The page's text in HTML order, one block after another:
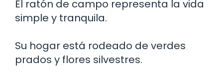
El ratón de campo representa la vida
simple y tranquila.
Su hogar está rodeado de verdes
prados y flores silvestres.